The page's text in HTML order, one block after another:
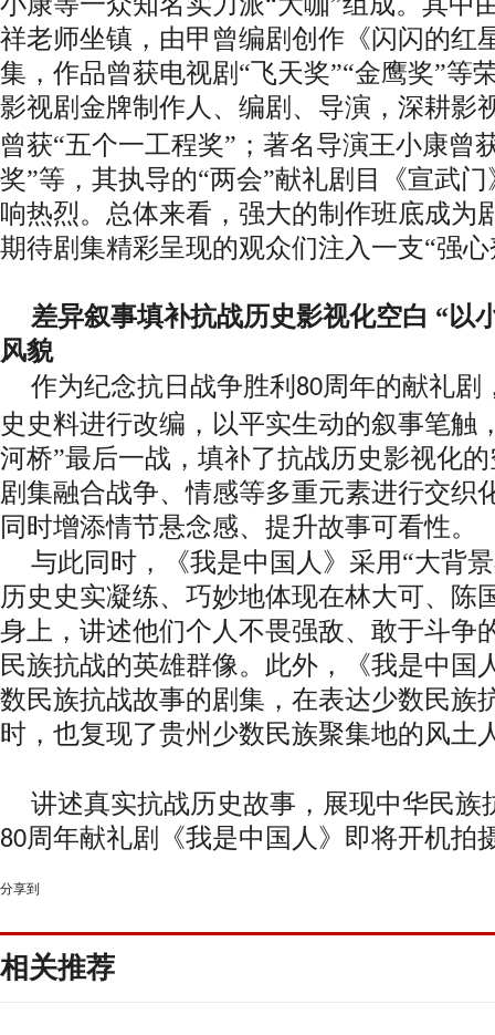
祥老师坐镇，由甲曾编剧创作《闪闪的红
集，作品曾获电视剧“飞天奖”“金鹰奖”等
影视剧金牌制作人、编剧、导演，深耕影
曾获“五个一工程奖”；著名导演王小康曾
奖”等，其执导的“两会”献礼剧目《宣武
响热烈。总体来看，强大的制作班底成为
期待剧集精彩呈现的观众们注入一支“强心
差异叙事填补抗战历史影视化空白 “以
风貌
作为纪念抗日战争胜利 80周年的献礼剧
史史料进行改编，以平实生动的叙事笔触
河桥”最后一战，填补了抗战历史影视化
剧集融合战争、情感等多重元素进行交织
同时增添情节悬念感、提升故事可看性。
与此同时，《我是中国人》采用“大背
历史史实凝练、巧妙地体现在林大可、陈
身上，讲述他们个人不畏强敌、敢于斗争
民族抗战的英雄群像。此外，《我是中国
数民族抗战故事的剧集，在表达少数民族
时，也复现了贵州少数民族聚集地的风土
讲述真实抗战历史故事，展现中华民族
80周年献礼剧《我是中国人》即将开机拍
分享到
相关推荐